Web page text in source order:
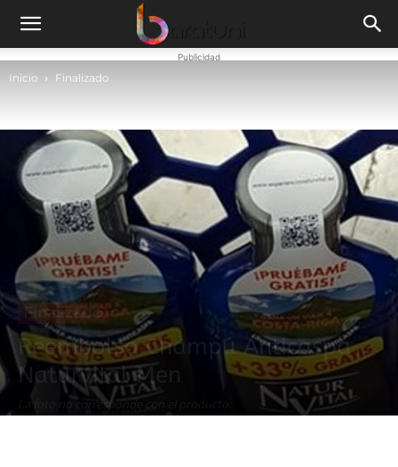
Publicidad
Inicio Finalizado
Finalizado
Reembolso Champú Anticaspa
Naturvital Men
La foto no corresponde con el producto.